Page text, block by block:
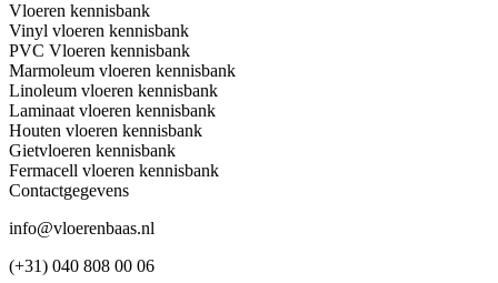
Vloeren kennisbank
Vinyl vloeren kennisbank
PVC Vloeren kennisbank
Marmoleum vloeren kennisbank
Linoleum vloeren kennisbank
Laminaat vloeren kennisbank
Houten vloeren kennisbank
Gietvloeren kennisbank
Fermacell vloeren kennisbank
Contactgegevens
info@vloerenbaas.nl
(+31) 040 808 00 06